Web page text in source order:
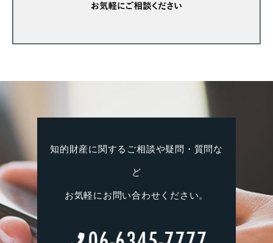
知的財産に関するご相談や疑問・質問な
ど
お気軽にお問い合わせください。